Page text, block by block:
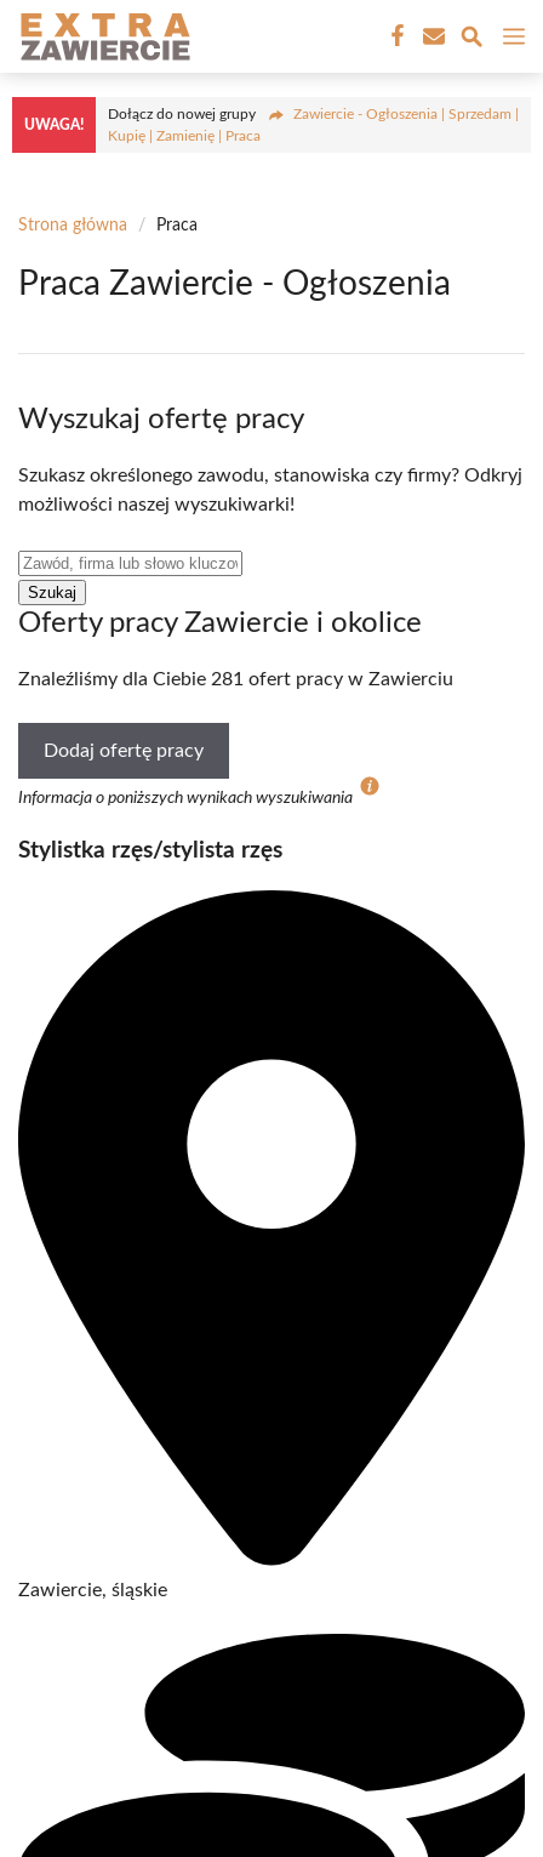
Przejdź
treści
UWAGA!
Dołącz do nowej grupy
Zawiercie - Ogłoszenia | Sprzedam |
Kupię | Zamienię | Praca
Strona główna / Praca
Praca Zawiercie - Ogłoszenia
Wyszukaj ofertę pracy
Szukasz określonego zawodu, stanowiska czy firmy? Odkryj
możliwości naszej wyszukiwarki!
Oferty pracy Zawiercie i okolice
Znaleźliśmy dla Ciebie 281 ofert pracy w Zawierciu
Dodaj ofertę pracy
Informacja o poniższych wynikach wyszukiwania
Stylistka rzęs/stylista rzęs
Zawiercie, śląskie